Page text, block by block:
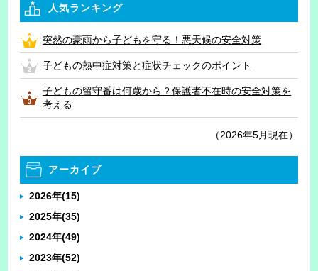
人気ランキング
突然の豪雨から子どもを守る！悪天候の安全対策
子どもの熱中症対策と症状チェックのポイント
子どもの留守番は何歳から？保護者不在時の安全対策を
考える
（2026年5月現在）
アーカイブ
2026年(15)
2025年(35)
2024年(49)
2023年(52)